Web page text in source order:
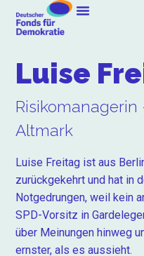
Luise
Altmark
Luise Freitag ist aus
zurückgekehrt und hat in
Notgedrungen, weil kein
SPD-Vorsitz in
über Meinungen hinweg
ernster, als es aussieht.